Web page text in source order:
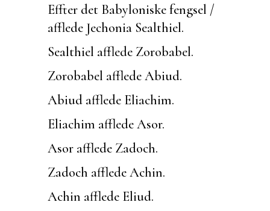
Effter det Babyloniske fengsel /
afflede Jechonia Sealthiel.
Sealthiel afflede Zorobabel.
Zorobabel afflede Abiud.
Abiud afflede Eliachim.
Eliachim afflede Asor.
Asor afflede Zadoch.
Zadoch afflede Achin.
Achin afflede Eliud.